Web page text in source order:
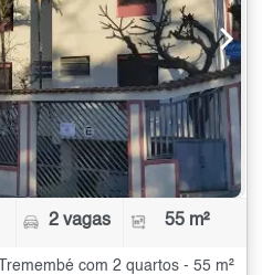
2 vagas 55 m²
com 2 quartos - 55 m²